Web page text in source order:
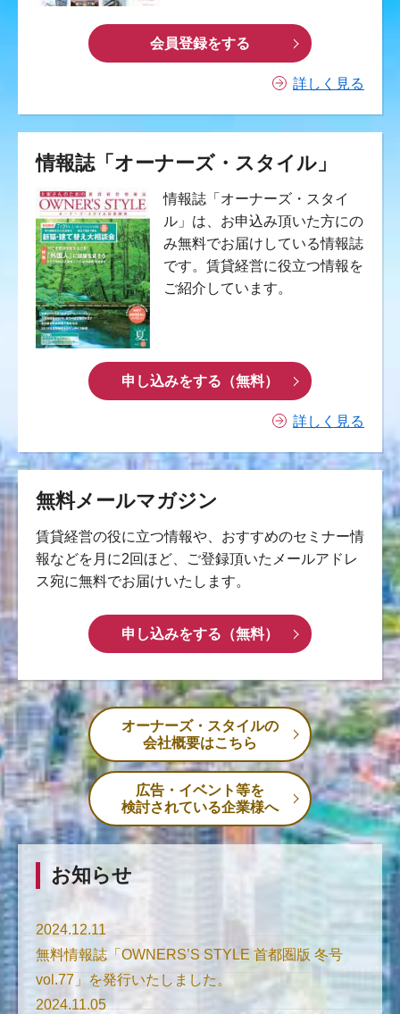
会員登録をする
詳しく見る
情報誌「オーナーズ・スタイル」
情報誌「オーナーズ・スタイ
ル」は、お申込み頂いた方にの
み無料でお届けしている情報誌
です。賃貸経営に役立つ情報を
ご紹介しています。
申し込みをする（無料）
詳しく見る
無料メールマガジン
賃貸経営の役に立つ情報や、おすすめのセミナー情
報などを月に2回ほど、ご登録頂いたメールアドレ
ス宛に無料でお届けいたします。
申し込みをする（無料）
オーナーズ・スタイルの
会社概要はこちら
広告・イベント等を
検討されている企業様へ
お知らせ
2024.12.11
無料情報誌「OWNERS’S STYLE 首都圏版 冬号
vol.77」を発行いたしました。
2024.11.05